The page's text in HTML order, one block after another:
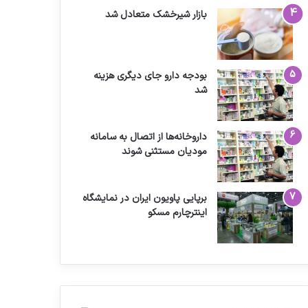
بازار شیرخشک متعادل شد
بودجه دارو جای دیگری هزینه
شد
داروخانه‌ها از اتصال به سامانه
مودیان مستثنی شوند
برپایی پاویون ایران در نمایشگاه
اینترچارم مسکو